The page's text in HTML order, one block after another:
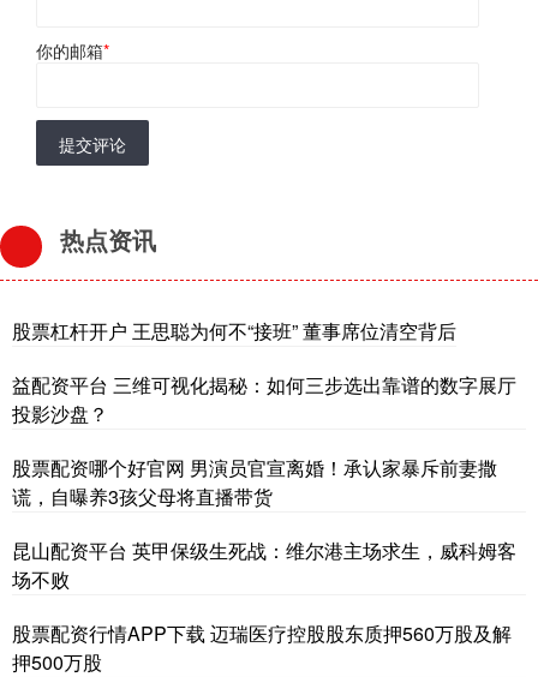
你的邮箱*
提交评论
热点资讯
股票杠杆开户 王思聪为何不“接班” 董事席位清空背后
益配资平台 三维可视化揭秘：如何三步选出靠谱的数字展厅
投影沙盘？
股票配资哪个好官网 男演员官宣离婚！承认家暴斥前妻撒
谎，自曝养3孩父母将直播带货
昆山配资平台 英甲保级生死战：维尔港主场求生，威科姆客
场不败
股票配资行情APP下载 迈瑞医疗控股股东质押560万股及解
押500万股